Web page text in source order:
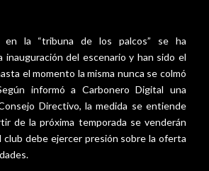
en la “tribuna de los palcos” se ha
inauguración del escenario y han sido el
el momento la misma nunca se colmó
informó a Carbonero Digital una
Directivo, la medida se entiende
de la próxima temporada se venderán
club debe ejercer presión sobre la oferta